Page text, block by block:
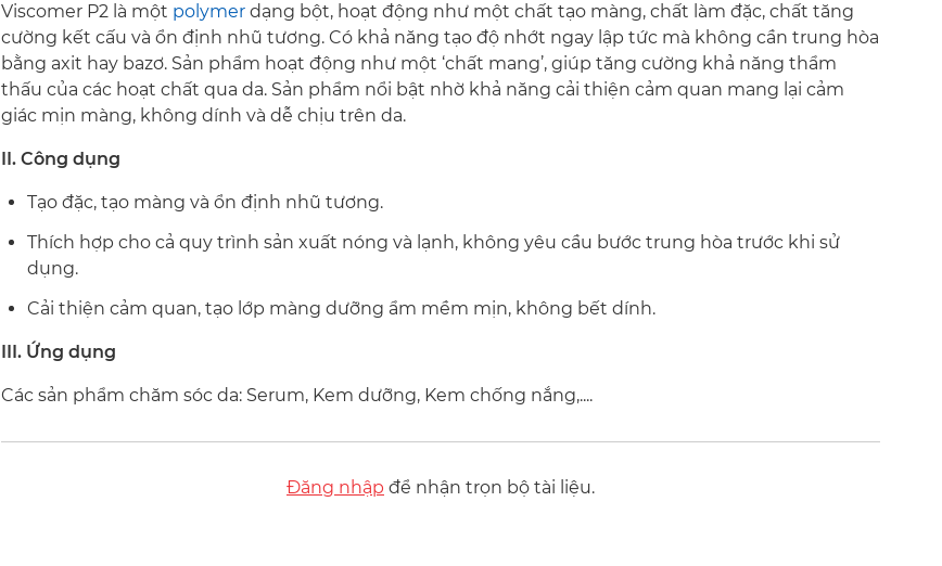
Viscomer P2 là một polymer dạng bột, hoạt động như một chất tạo màng, chất làm đặc, chất tăng
cường kết cấu và ổn định nhũ tương. Có khả năng tạo độ nhớt ngay lập tức mà không cần trung hòa
bằng axit hay bazơ. Sản phẩm hoạt động như một ‘chất mang’, giúp tăng cường khả năng thẩm
thấu của các hoạt chất qua da. Sản phẩm nổi bật nhờ khả năng cải thiện cảm quan mang lại cảm
giác mịn màng, không dính và dễ chịu trên da.
II. Công dụng
Tạo đặc, tạo màng và ổn định nhũ tương.
Thích hợp cho cả quy trình sản xuất nóng và lạnh, không yêu cầu bước trung hòa trước khi sử
dụng.
Cải thiện cảm quan, tạo lớp màng dưỡng ẩm mềm mịn, không bết dính.
III. Ứng dụng
Các sản phẩm chăm sóc da: Serum, Kem dưỡng, Kem chống nắng,....
Đăng nhập để nhận trọn bộ tài liệu.